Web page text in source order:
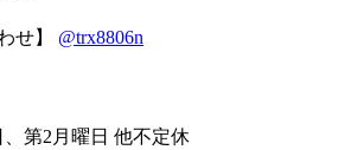
せ】 @trx8806n
第2月曜日 他不定休